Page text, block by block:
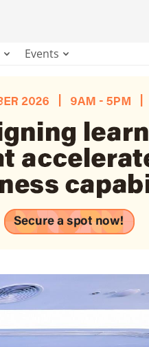
Events